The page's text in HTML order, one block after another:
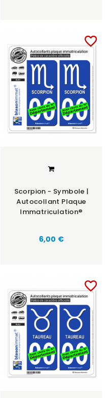
favorite_border
Scorpion - Symbole |
Autocollant Plaque
Immatriculation®
6,00 €
favorite_border